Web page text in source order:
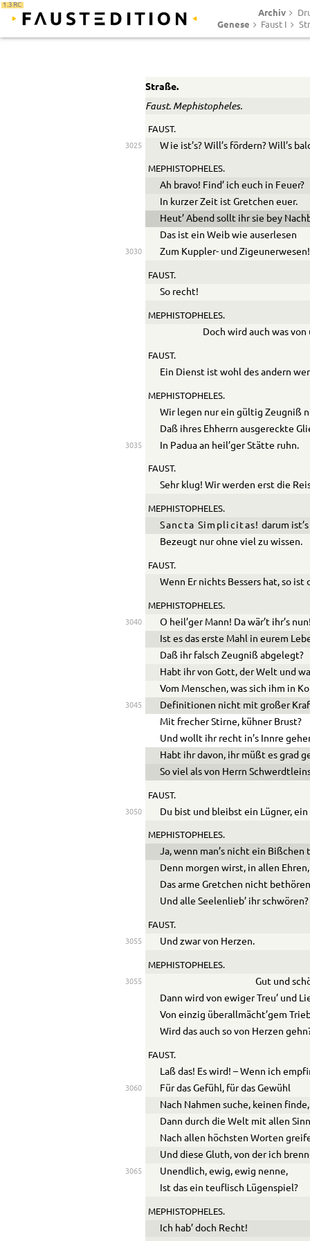
1.3 RC
Archiv
Genese Faust I
Straße.
Faust. Mephistopheles.
FAUST.
3025 W ie ist’s? Will’s fördern? Will’s
MEPHISTOPHELES.
Ah bravo! Find’ ich euch in Feuer?
In kurzer Zeit ist Gretchen euer.
Heut’ Abend sollt ihr sie bey
Das ist ein Weib wie auserlesen
3030 Zum Kuppler- und Zigeunerwesen!
FAUST.
So recht!
MEPHISTOPHELES.
Doch wird auch was
FAUST.
Ein Dienst ist wohl des andern
MEPHISTOPHELES.
Wir legen nur ein gültig Zeugniß
Daß ihres Ehherrn ausgereckte
3035 In Padua an heil’ger Stätte ruhn.
FAUST.
Sehr klug! Wir werden erst die
MEPHISTOPHELES.
Sancta Simplicitas! darum
Bezeugt nur ohne viel zu wissen.
FAUST.
Wenn Er nichts Bessers hat, so ist
MEPHISTOPHELES.
3040
O heil’ger Mann! Da wär’t ihr’s
Ist es das erste Mahl in eurem
Daß ihr falsch Zeugniß abgelegt?
Habt ihr von Gott, der Welt und
Vom Menschen, was sich ihm in
3045
Definitionen nicht mit großer
Mit frecher Stirne, kühner Brust?
Und wollt ihr recht in’s Innre
Habt ihr davon, ihr müßt es grad
So viel als von Herrn
FAUST.
3050 Du bist und bleibst ein Lügner, ein
MEPHISTOPHELES.
Ja, wenn man’s nicht ein
Denn morgen wirst, in allen Ehren,
Das arme Gretchen nicht
Und alle Seelenlieb’ ihr schwören?
FAUST.
3055 Und zwar von Herzen.
MEPHISTOPHELES.
3055
Gut und
Dann wird von ewiger Treu’ und
Von einzig überallmächt’gem
Wird das auch so von Herzen
FAUST.
Laß das! Es wird! – Wenn ich
3060
Für das Gefühl, für das Gewühl
Nach Nahmen suche, keinen finde,
Dann durch die Welt mit allen
Nach allen höchsten Worten
Und diese Gluth, von der ich
3065
Unendlich, ewig, ewig nenne,
Ist das ein teuflisch Lügenspiel?
MEPHISTOPHELES.
Ich hab’ doch Recht!